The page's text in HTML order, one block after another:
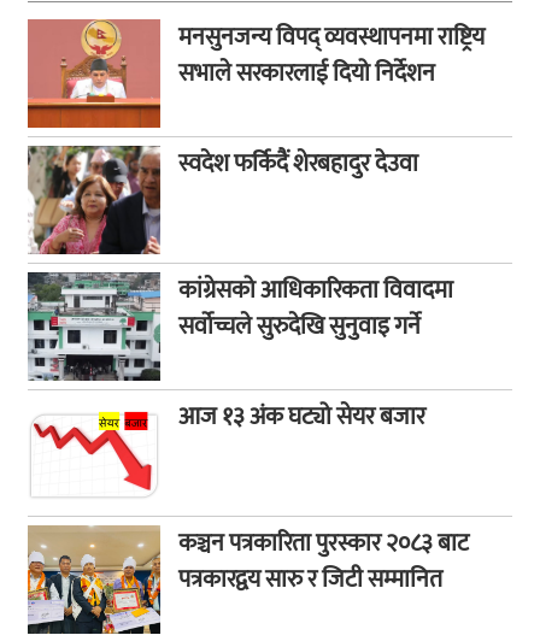
मनसुनजन्य विपद् व्यवस्थापनमा राष्ट्रिय
सभाले सरकारलाई दियो निर्देशन
स्वदेश फर्किदैं शेरबहादुर देउवा
कांग्रेसको आधिकारिकता विवादमा
सर्वोच्चले सुरुदेखि सुनुवाइ गर्ने
आज १३ अंक घट्यो सेयर बजार
कञ्चन पत्रकारिता पुरस्कार २०८३ बाट
पत्रकारद्वय सारु र जिटी सम्मानित